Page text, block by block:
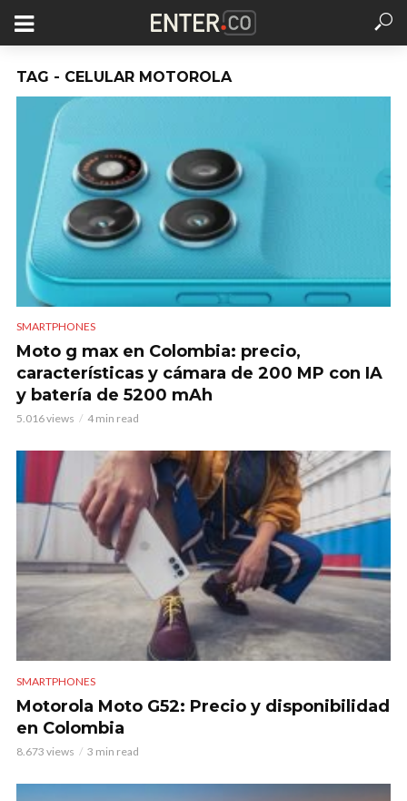
TAG - CELULAR MOTOROLA
SMARTPHONES
Moto g max en Colombia: precio,
características y cámara de 200 MP con IA
y batería de 5200 mAh
5.016 views 4 min read
SMARTPHONES
Motorola Moto G52: Precio y disponibilidad
en Colombia
8.673 views 3 min read